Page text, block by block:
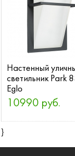
Настенный
светильник Park
Eglo
10990 руб.
}